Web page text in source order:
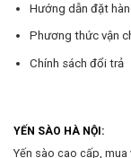
Hướng dẫn đặt
Phương thức vận
Chính sách đổi trả
YẾN SÀO HÀ NỘI:
Yến sào cao cấp, mua